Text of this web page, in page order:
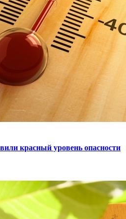
красный уровень опасности